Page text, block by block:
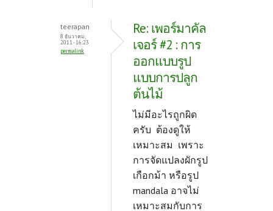
teerapan
8 ธันวาคม,
2011 - 16:23
permalink
Re: เพอร์มาคัล
เจอร์ #2 : การ
ออกแบบรูป
แบบการปลูก
ต้นไม้
ไม่มีอะไรถูกผิด
ครับ ต้องดูให้
เหมาะสม เพราะ
การจัดแปลงผักรูป
เกือกม้า หรือรูป
mandala อาจไม่
เหมาะสมกับการ